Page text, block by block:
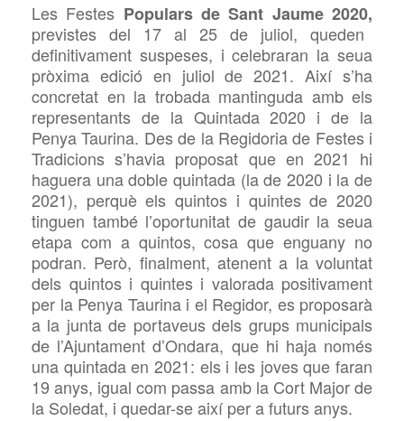
Les Festes Populars de Sant Jaume 2020,
previstes del 17 al 25 de juliol, queden
definitivament suspeses, i celebraran la seua
pròxima edició en juliol de 2021. Així s’ha
concretat en la trobada mantinguda amb els
representants de la Quintada 2020 i de la
Penya Taurina. Des de la Regidoria de Festes i
Tradicions s’havia proposat que en 2021 hi
haguera una doble quintada (la de 2020 i la de
2021), perquè els quintos i quintes de 2020
tinguen també l’oportunitat de gaudir la seua
etapa com a quintos, cosa que enguany no
podran. Però, finalment, atenent a la voluntat
dels quintos i quintes i valorada positivament
per la Penya Taurina i el Regidor, es proposarà
a la junta de portaveus dels grups municipals
de l’Ajuntament d’Ondara, que hi haja només
una quintada en 2021: els i les joves que faran
19 anys, igual com passa amb la Cort Major de
la Soledat, i quedar-se així per a futurs anys.